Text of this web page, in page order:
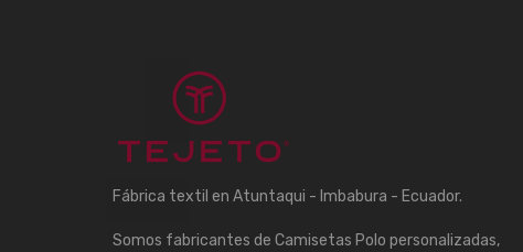
Fábrica textil en Atuntaqui - Imbabura - Ecuador.
Somos fabricantes de Camisetas Polo personalizadas,